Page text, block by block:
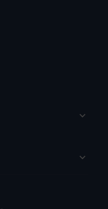
expand_more
expand_more